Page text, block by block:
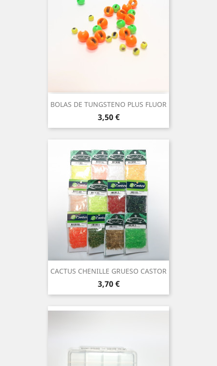
BOLAS DE TUNGSTENO PLUS FLUOR
Precio
3,50 €
CACTUS CHENILLE GRUESO CASTOR
Precio
3,70 €